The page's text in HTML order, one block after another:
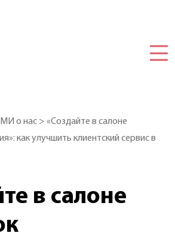
о нас > «Создайте в салоне
как улучшить клиентский сервис в
в салоне